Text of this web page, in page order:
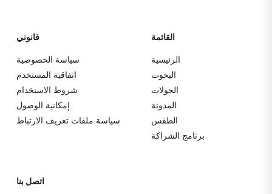
قانوني
سياسة الخصوصية
اتفاقية المستخدم
شروط الاستخدام
إمكانية الوصول
سياسة ملفات تعريف الارتباط
القائمة
الرئيسية
اليخوت
الجولات
المدونة
الطقس
برنامج الشراكة
اتصل بنا